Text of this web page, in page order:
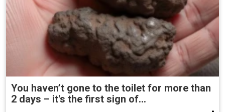
You haven’t gone to the toilet for more than
2 days – it's the first sign of...